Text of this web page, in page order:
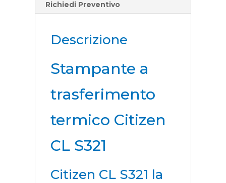
Richiedi Preventivo
Descrizione
Stampante a
trasferimento
termico Citizen
CL S321
Citizen CL S321 la